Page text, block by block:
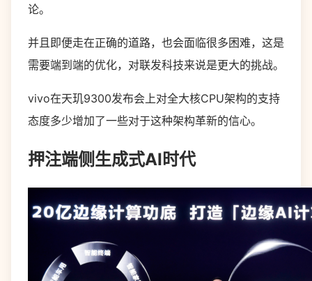
论。
并且即便走在正确的道路，也会面临很多困难，这是
需要端到端的优化，对联发科技来说是更大的挑战。
vivo在天玑9300发布会上对全大核CPU架构的支持
态度多少增加了一些对于这种架构革新的信心。
押注端侧生成式AI时代